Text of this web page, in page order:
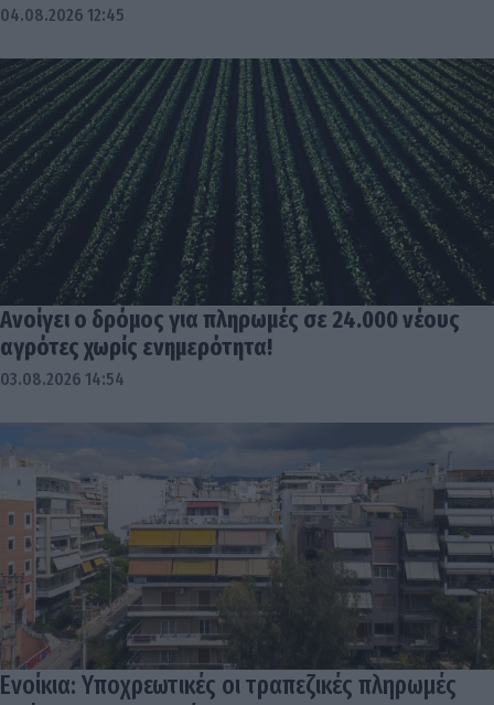
04.08.2026 12:45
Ανοίγει ο δρόμος για πληρωμές σε 24.000 νέους
αγρότες χωρίς ενημερότητα!
03.08.2026 14:54
Ενοίκια: Υποχρεωτικές οι τραπεζικές πληρωμές